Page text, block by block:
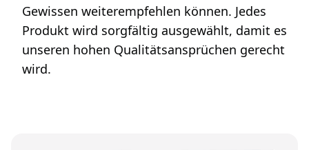
Gewissen weiterempfehlen können. Jedes
Produkt wird sorgfältig ausgewählt, damit es
unseren hohen Qualitätsansprüchen gerecht
wird.